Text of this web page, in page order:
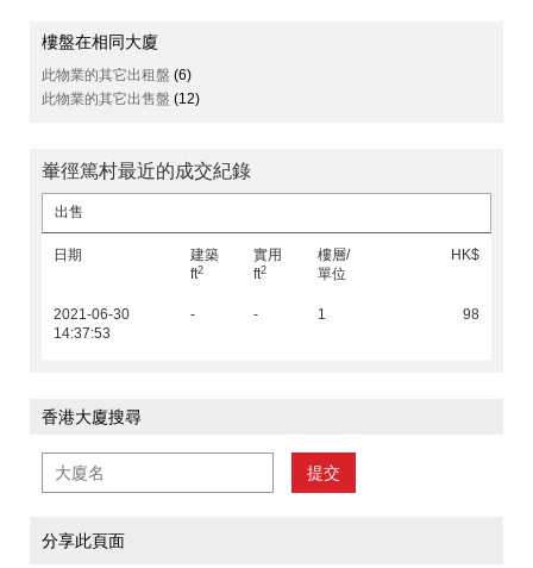
樓盤在相同大廈
此物業的其它出租盤 (6)
此物業的其它出售盤 (12)
輋徑篤村最近的成交紀錄
出售
日期
建築
ft2
實用
ft2
樓層/
單位
HK$
2021-06-30
14:37:53
- - 1 98
香港大廈搜尋
提交
分享此頁面